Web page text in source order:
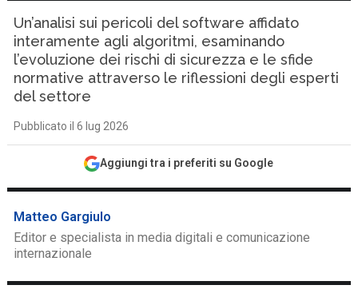
Un’analisi sui pericoli del software affidato
interamente agli algoritmi, esaminando
l’evoluzione dei rischi di sicurezza e le sfide
normative attraverso le riflessioni degli esperti
del settore
Pubblicato il 6 lug 2026
Aggiungi tra i preferiti su Google
Matteo Gargiulo
Editor e specialista in media digitali e comunicazione
internazionale